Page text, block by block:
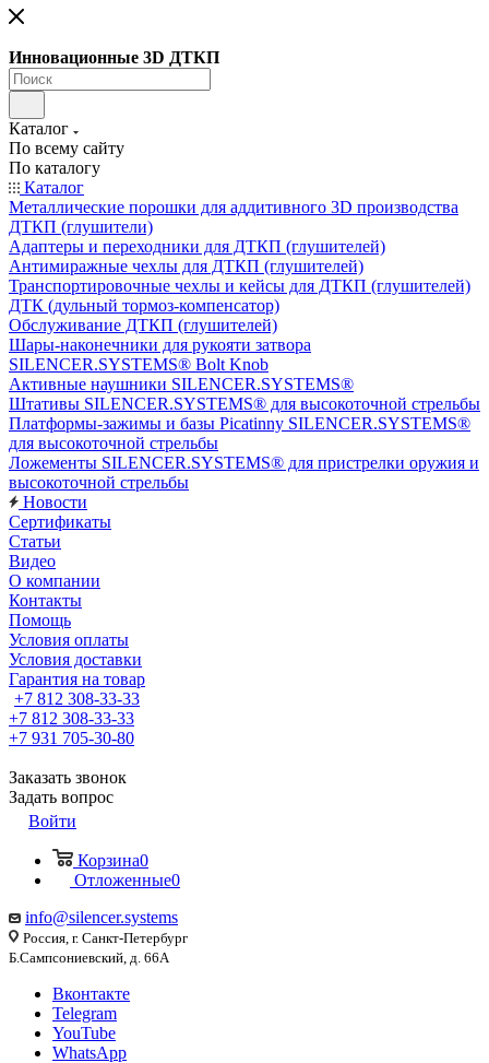
Инновационные 3D ДТКП
Каталог
По всему сайту
По каталогу
Каталог
Металлические порошки для аддитивного 3D производства
ДТКП (глушители)
Адаптеры и переходники для ДТКП (глушителей)
Антимиражные чехлы для ДТКП (глушителей)
Транспортировочные чехлы и кейсы для ДТКП (глушителей)
ДТК (дульный тормоз-компенсатор)
Обслуживание ДТКП (глушителей)
Шары-наконечники для рукояти затвора
SILENCER.SYSTEMS® Bolt Knob
Активные наушники SILENCER.SYSTEMS®
Штативы SILENCER.SYSTEMS® для высокоточной стрельбы
Платформы-зажимы и базы Picatinny SILENCER.SYSTEMS®
для высокоточной стрельбы
Ложементы SILENCER.SYSTEMS® для пристрелки оружия и
высокоточной стрельбы
Новости
Сертификаты
Статьи
Видео
О компании
Контакты
Помощь
Условия оплаты
Условия доставки
Гарантия на товар
+7 812 308-33-33
+7 812 308-33-33
+7 931 705-30-80
Заказать звонок
Задать вопрос
Войти
Корзина0
Отложенные0
info@silencer.systems
Россия, г. Санкт-Петербург
Б.Сампсониевский, д. 66А
Вконтакте
Telegram
YouTube
WhatsApp